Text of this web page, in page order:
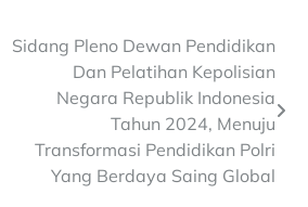
Sidang Pleno Dewan Pendidikan
Dan Pelatihan Kepolisian
Negara Republik Indonesia
Tahun 2024, Menuju
Transformasi Pendidikan Polri
Yang Berdaya Saing Global